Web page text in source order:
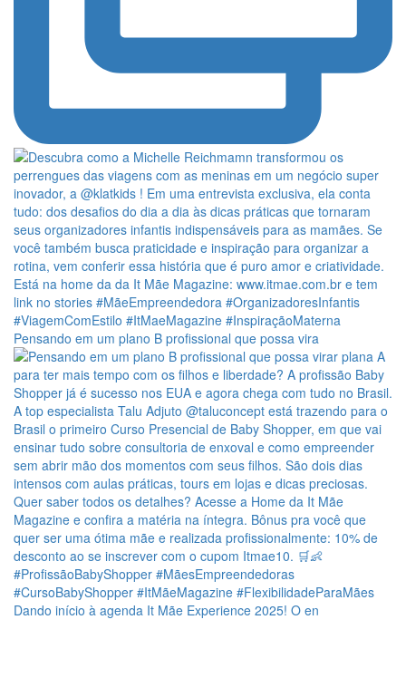
Pensando em um plano B profissional que possa vira
Dando início à agenda It Mãe Experience 2025! O en